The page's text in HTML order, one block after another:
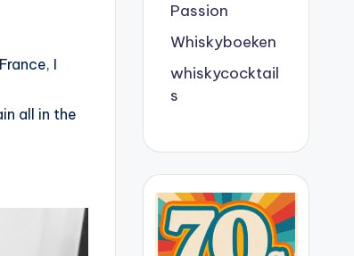
I
all in the
Passion
Whiskyboeken
whiskycocktail
s